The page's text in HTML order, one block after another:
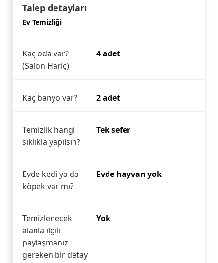
Talep detayları
Ev Temizliği
Kaç oda var?
(Salon Hariç)
4 adet
Kaç banyo var? 2 adet
Temizlik hangi
sıklıkla yapılsın?
Tek sefer
Evde kedi ya da
köpek var mı?
Evde hayvan yok
Temizlenecek
alanla ilgili
paylaşmanız
gereken bir detay
Yok